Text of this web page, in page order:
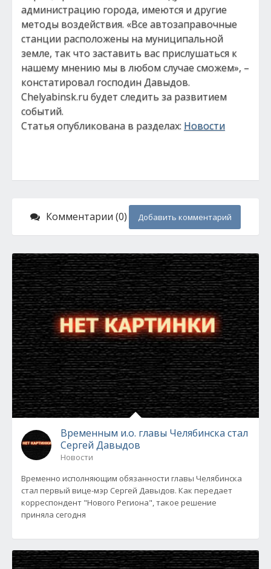
администрацию города, имеются и другие
методы воздействия. «Все автозаправочные
станции расположены на муниципальной
земле, так что заставить вас прислушаться к
нашему мнению мы в любом случае сможем», –
констатировал господин Давыдов.
Chelyabinsk.ru будет следить за развитием
событий.
Статья опубликована в разделах: Новости
Комментарии (0) Добавить комментарий
Временным и.о. главы Челябинска стал
Сергей Давыдов
Новости
Временно исполняющим обязанности главы Челябинска
стал первый вице-мэр Сергей Давыдов. Как передает
корреспондент "Нового Региона", такое решение
приняла сегодня